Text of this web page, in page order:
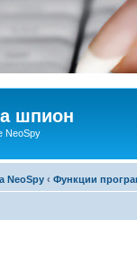
шпион
NeoSpy
NeoSpy ‹ Функции